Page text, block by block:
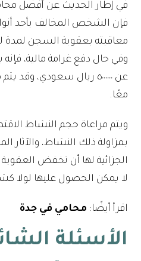
في إطار الحديث عن أفضل
فإن الشخص المخالف بأحد
معاقبته بعقوبة السجن لمدة
وفي حال دفع غرامة مالية، فإنه
عن ٥٠٠٠٠٠٠ ريال سعودي،
معًا.
ويتم مراعاة حجم النشاط
بمزاولة ذلك النشاط، والآثار
الجزائية لها أن تخفض
لا يمكن الحصول عليها لولا
اقرأ أيضًا: محامي في جدة
الأسئلة